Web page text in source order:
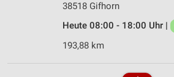
38518 Gifhorn
Heute 08:00 - 18:00 Uhr |
193,88 km